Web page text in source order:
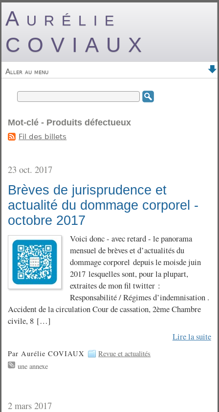
Aurélie
COVIAUX
Aller au menu
Mot-clé - Produits défectueux
Fil des billets
23 oct. 2017
Brèves de jurisprudence et
actualité du dommage corporel -
octobre 2017
Voici donc - avec retard - le panorama
mensuel de brèves et d’actualités du
dommage corporel depuis le moisde juin
2017 lesquelles sont, pour la plupart,
extraites de mon fil twitter :
Responsabilité / Régimes d’indemnisation .
Accident de la circulation Cour de cassation, 2ème Chambre
civile, 8 […]
Lire la suite
Par Aurélie COVIAUX
Revue et actualités
une annexe
2 mars 2017